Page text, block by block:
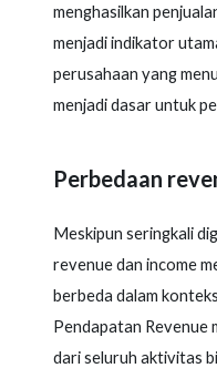
menghasilkan
menjadi indikator
perusahaan yang
menjadi dasar untuk
Perbedaan
Meskipun seringkali
revenue dan income
berbeda dalam
Pendapatan Revenue
dari seluruh aktivitas